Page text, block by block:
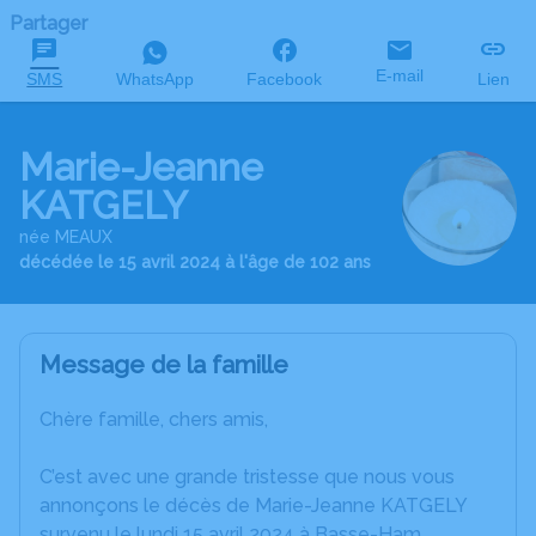
Partager
SMS WhatsApp Facebook E-mail Lien
Marie-Jeanne
KATGELY
née MEAUX
décédée le 15 avril 2024 à l'âge de 102 ans
Message de la famille
Chère famille, chers amis,
C’est avec une grande tristesse que nous vous
annonçons le décès de Marie-Jeanne KATGELY